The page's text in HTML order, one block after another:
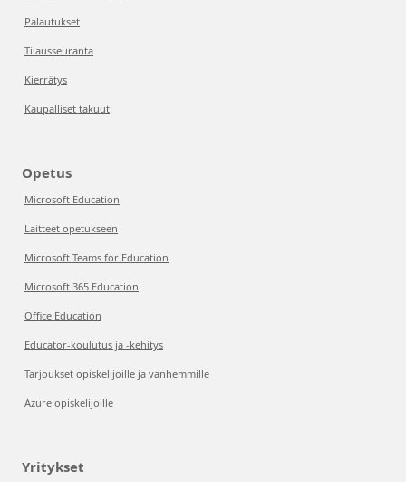
Palautukset
Tilausseuranta
Kierrätys
Kaupalliset takuut
Opetus
Microsoft Education
Laitteet opetukseen
Microsoft Teams for Education
Microsoft 365 Education
Office Education
Educator-koulutus ja -kehitys
Tarjoukset opiskelijoille ja vanhemmille
Azure opiskelijoille
Yritykset